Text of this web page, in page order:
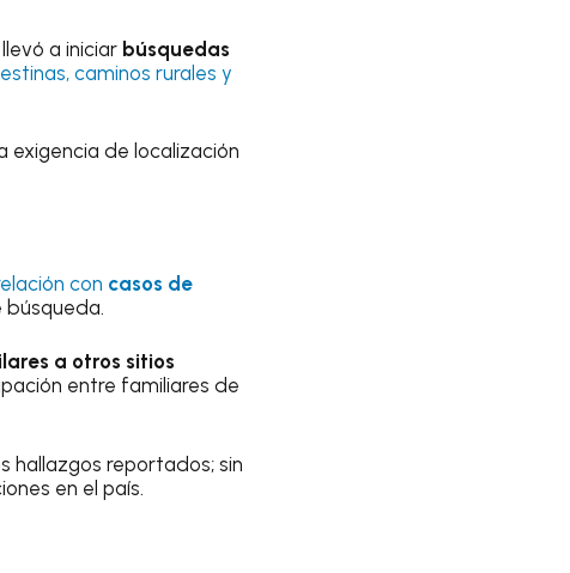
a iniciar búsquedas
caminos rurales y
exigencia de localización
con casos de
búsqueda.
a otros sitios
entre familiares de
hallazgos reportados; sin
en el país.